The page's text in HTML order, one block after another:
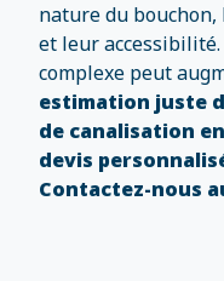
nature du
et leur
complexe peut
estimation juste
de canalisation
devis
Contactez-nous